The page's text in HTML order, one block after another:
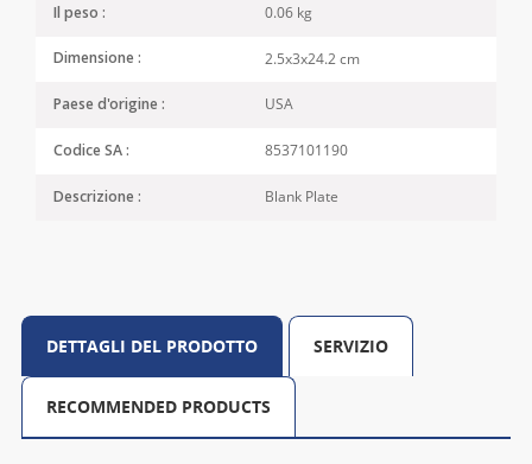
Il peso : 0.06 kg
Dimensione : 2.5x3x24.2 cm
Paese d'origine : USA
Codice SA : 8537101190
Descrizione : Blank Plate
DETTAGLI DEL PRODOTTO SERVIZIO
RECOMMENDED PRODUCTS